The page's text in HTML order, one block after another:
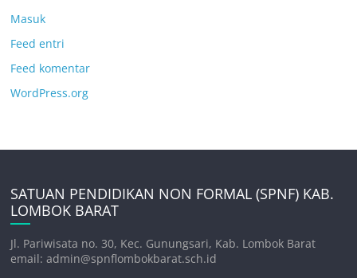
Masuk
Feed entri
Feed komentar
WordPress.org
SATUAN PENDIDIKAN NON FORMAL (SPNF) KAB.
LOMBOK BARAT
Jl. Pariwisata no. 30, Kec. Gunungsari, Kab. Lombok Barat
email: admin@spnflombokbarat.sch.id